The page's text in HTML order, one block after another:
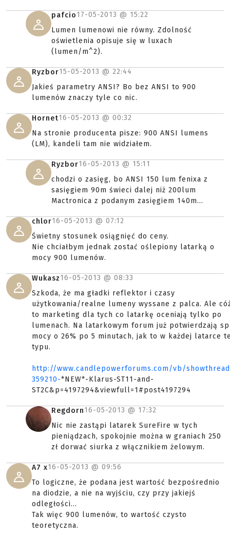
pafcio17-05-2013 @ 15:22
Lumen lumenowi nie równy. Zdolność
oświetlenia opisuje się w luxach
(lumen/m^2).
Ryzbor15-05-2013 @ 22:44
Jakieś parametry ANSI? Bo bez ANSI to 900
lumenów znaczy tyle co nic.
Hornet16-05-2013 @ 00:32
Na stronie producenta pisze: 900 ANSI lumens
(LM), kandeli tam nie widziałem.
Ryzbor16-05-2013 @ 15:11
chodzi o zasięg, bo ANSI 150 lum fenixa z
sasięgiem 90m świeci dalej niż 200lum
Mactronica z podanym zasięgiem 140m...
chlor16-05-2013 @ 07:12
Świetny stosunek osiągnięć do ceny.
Nie chciałbym jednak zostać oślepiony latarką o
mocy 900 lumenów.
Wukasz16-05-2013 @ 08:33
Szkoda, że ma gładki reflektor i czasy
użytkowania/realne lumeny wyssane z palca. Ale
to marketing dla tych co latarkę oceniają tylko po
lumenach. Na latarkowym forum już potwierdzają
mocy o 26% po 5 minutach, jak to w każdej latarce
typu.
http://www.candlepowerforums.com/vb/
359210-*NEW*-Klarus-ST11-and-
ST2C&p=4197294&viewfull=1#post4197294
Regdorn16-05-2013 @ 17:32
Nic nie zastąpi latarek SureFire w tych
pieniądzach, spokojnie można w graniach 250
zł dorwać siurka z włącznikiem żelowym.
A7 x16-05-2013 @ 09:56
To logiczne, że podana jest wartość bezpośrednio
na diodzie, a nie na wyjściu, czy przy jakiejś
odległości...
Tak więc 900 lumenów, to wartość czysto
teoretyczna.